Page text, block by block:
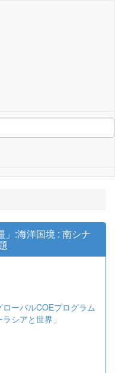
」:海洋国境 : 南シナ
ーバルCOEプログラム
シアと世界」